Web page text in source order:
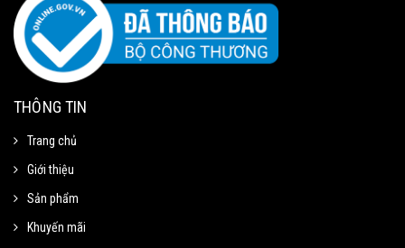
THÔNG TIN
Trang chủ
Giới thiệu
Sản phẩm
Khuyến mãi